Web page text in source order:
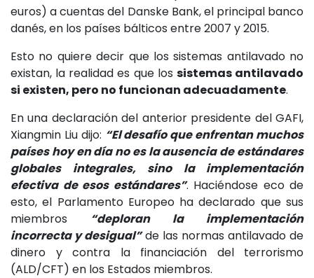
euros) a cuentas del Danske Bank, el principal banco
danés, en los países bálticos entre 2007 y 2015.
Esto no quiere decir que los sistemas antilavado no
existan, la realidad es que los sistemas antilavado
si existen, pero no funcionan adecuadamente.
En una declaración del anterior presidente del GAFI,
Xiangmin Liu dijo: “El desafío que enfrentan muchos
países hoy en día no es la ausencia de estándares
globales integrales, sino la implementación
efectiva de esos estándares”. Haciéndose eco de
esto, el Parlamento Europeo ha declarado que sus
miembros “deploran la implementación
incorrecta y desigual”de las normas antilavado de
dinero y contra la financiación del terrorismo
(ALD/CFT) en los Estados miembros.